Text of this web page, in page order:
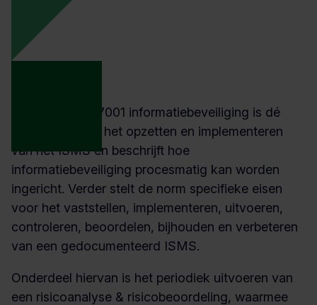
De norm ISO 27001 informatiebeveiliging is dé
standaard voor het opzetten en implementeren
van het ISMS en beschrijft hoe
informatiebeveiliging procesmatig kan worden
ingericht. Verder stelt de norm specifieke eisen
voor het vaststellen, implementeren, uitvoeren,
controleren, beoordelen, bijhouden en verbeteren
van een gedocumenteerd ISMS.
Onderdeel hiervan is het periodiek uitvoeren van
een risicoanalyse & risicobeoordeling, waarmee